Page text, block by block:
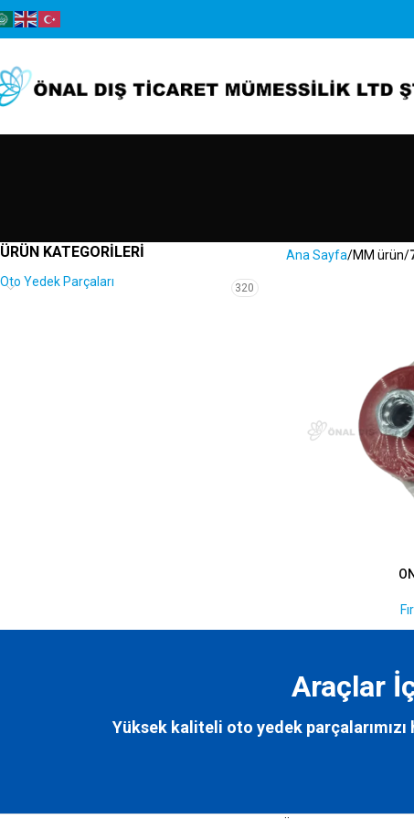
ÜRÜN KATEGORILERI
Oto Yedek Parçaları 320
Ana Sayfa MM ürün
Araçlar
Yüksek kaliteli oto yedek